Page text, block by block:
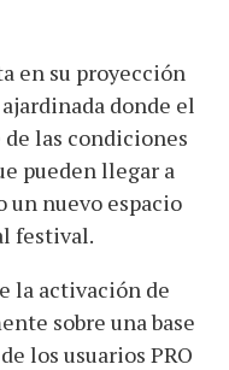
en su proyección
donde el
de las condiciones
pueden llegar a
un nuevo espacio
festival.
la activación de
sobre una base
los usuarios PRO